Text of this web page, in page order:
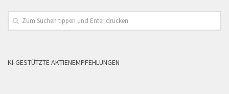
KI-GESTÜTZTE AKTIENEMPFEHLUNGEN